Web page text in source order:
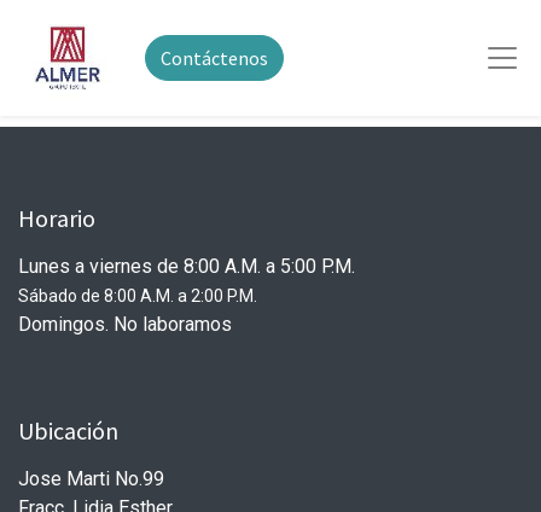
Contáctenos
Horario
Lunes a viernes de 8:00 A.M. a 5:00 P.M.
Sábado de 8:00 A.M. a 2:00 P.M.
Domingos. No laboramos
Ubicación
Jose Marti No.99